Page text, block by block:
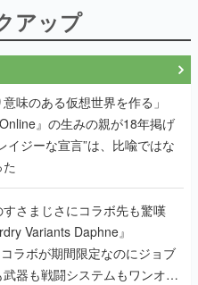
アップ
意味のある仮想世界を作る」
』の生みの親が18年掲げ
イジーな宣言”は、比喩ではな
さまじさにコラボ先も驚嘆
Variants Daphne』
ラボが期間限定なのにジョブ
武器も戦闘システムもワンオフ